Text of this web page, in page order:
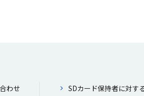
わせ SDカード保持者に対す